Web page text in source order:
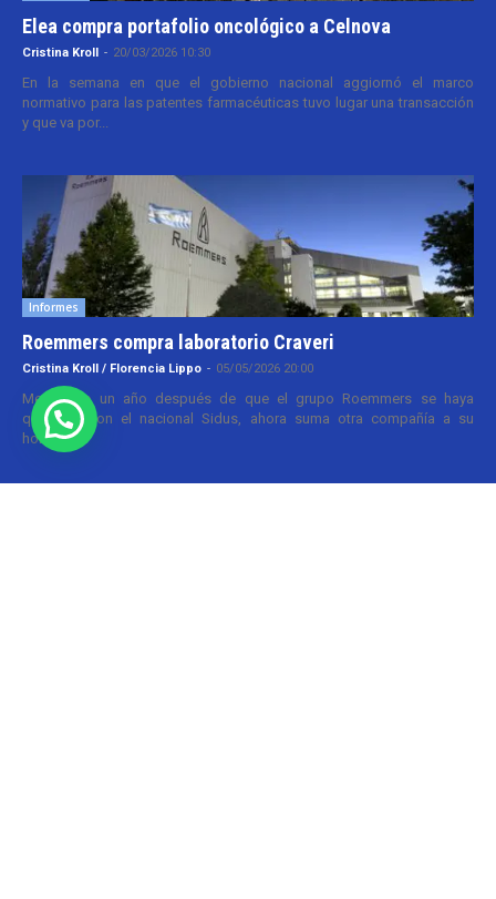
Elea compra portafolio oncológico a Celnova
Cristina Kroll - 20/03/2026 10:30
En la semana en que el gobierno nacional aggiornó el marco
normativo para las patentes farmacéuticas tuvo lugar una transacción
y que va por...
Informes
Roemmers compra laboratorio Craveri
Cristina Kroll / Florencia Lippo - 05/05/2026 20:00
Menos de un año después de que el grupo Roemmers se haya
quedado con el nacional Sidus, ahora suma otra compañía a su
holding....